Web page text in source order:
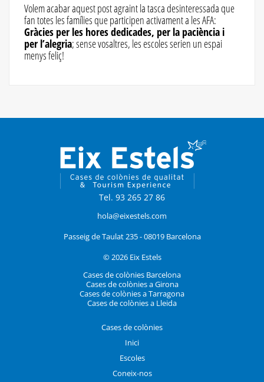
Volem acabar aquest post agraint la tasca desinteressada que
fan totes les famílies que participen activament a les AFA:
Gràcies per les hores dedicades, per la paciència i
per l’alegria; sense vosaltres, les escoles serien un espai
menys feliç!
Tel. 93 265 27 86
hola@eixestels.com
Passeig de Taulat 235 - 08019 Barcelona
© 2026 Eix Estels
Cases de colònies Barcelona
Cases de colònies a Girona
Cases de colònies a Tarragona
Cases de colònies a Lleida
Cases de colònies
Inici
Escoles
Coneix-nos